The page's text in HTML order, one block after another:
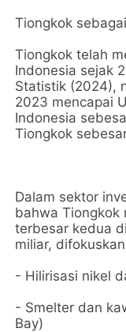
Tiongkok
Tiongkok telah
Indonesia sejak
Statistik (2024),
2023 mencapai
Indonesia
Tiongkok
Dalam sektor
bahwa Tiongkok
terbesar kedua
miliar,
- Hilirisasi nikel
- Smelter dan
Bay)